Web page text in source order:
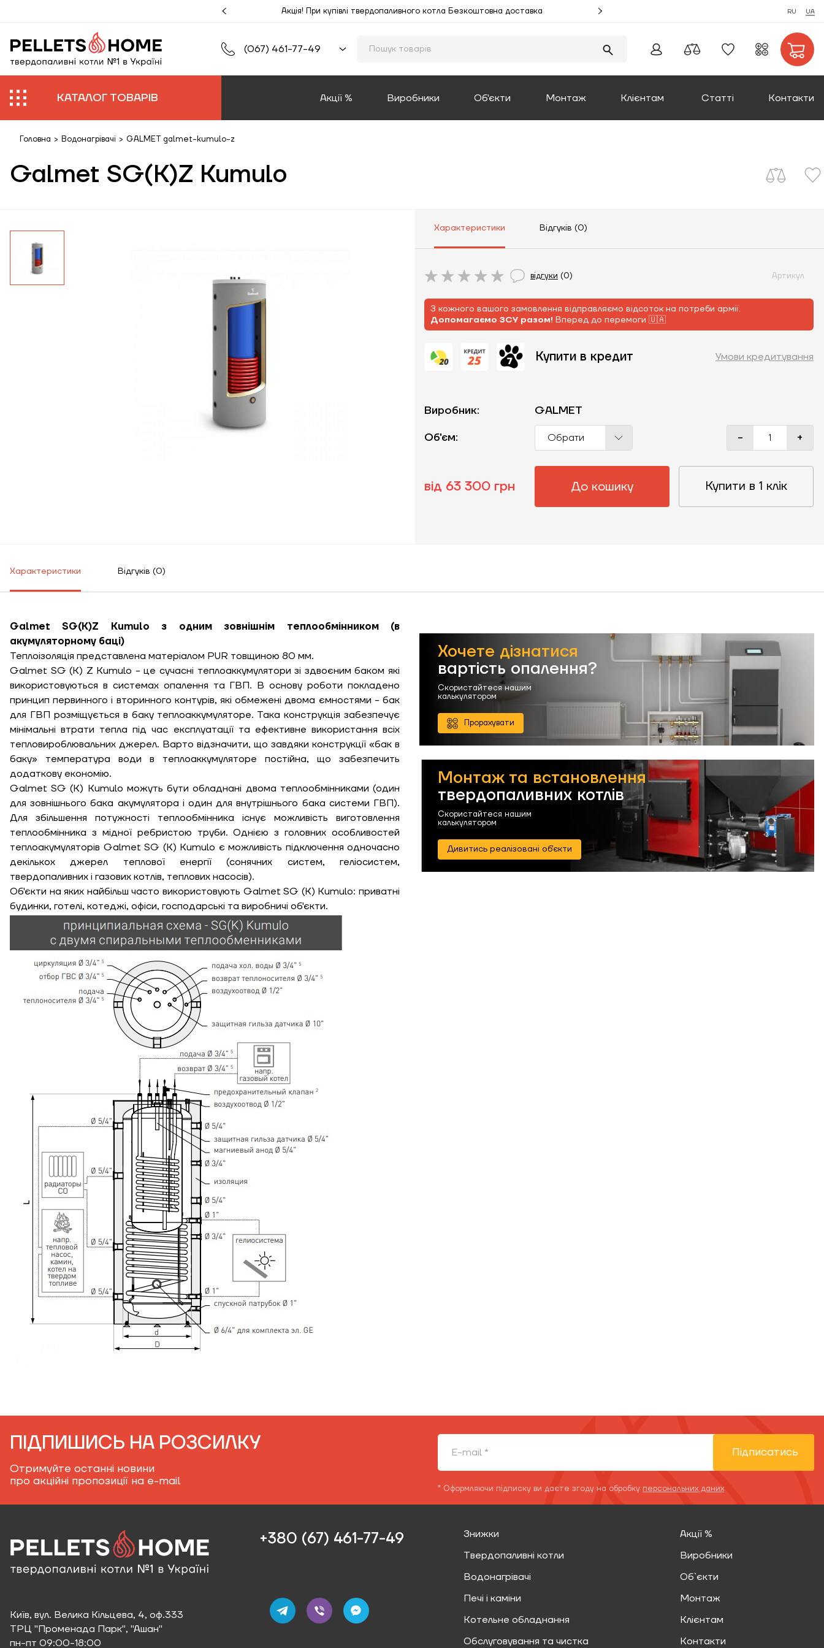
Акція! При купівлі твердопаливного котла Безкоштовна доставка Акція! Замовляйте монтаж котлів та отримуйте
RU UA
(067) 461-77-49
КАТАЛОГ ТОВАРІВ Акції % Виробники Об'єкти Монтаж Клієнтам Статті Контакти
Головна > Водонагрівачі > GALMET galmet-kumulo-z
Galmet SG(K)Z Kumulo
Характеристики Відгуків (0)
відгуки (0) Артикул
З кожного вашого замовлення відправляємо відсоток на потреби армії.
Допомагаємо ЗСУ разом! Вперед до перемоги 🇺🇦
Купити в кредит Умови кредитування
Виробник:
GALMET
Об'єм:
Обрати - +
від 63 300 грн До кошику Купити в 1 клік
Характеристики Відгуків (0)
Galmet SG(K)Z Kumulo з одним зовнішнім теплообмінником (в
акумуляторному баці)
Теплоізоляція представлена матеріалом PUR товщиною 80 мм.
Galmet SG (K) Z Kumulo - це сучасні теплоаккумулятори зі здвоєним баком які
використовуються в системах опалення та ГВП. В основу роботи покладено
принцип первинного і вторинного контурів, які обмежені двома ємностями - бак
для ГВП розміщується в баку теплоаккумуляторе. Така конструкція забезпечує
мінімальні втрати тепла під час експлуатації та ефективне використання всіх
тепловироблювальних джерел. Варто відзначити, що завдяки конструкції «бак в
баку» температура води в теплоаккумуляторе постійна, що забезпечить
додаткову економію.
Galmet SG (K) Kumulo можуть бути обладнані двома теплообмінниками (один
для зовнішнього бака акумулятора і один для внутрішнього бака системи ГВП).
Для збільшення потужності теплообмінника існує можливість виготовлення
теплообмінника з мідної ребристою труби. Однією з головних особливостей
теплоакумуляторів Galmet SG (K) Kumulo є можливість підключення одночасно
декількох джерел теплової енергії (сонячних систем, геліосистем,
твердопаливних і газових котлів, теплових насосів).
Об'єкти на яких найбільш часто використовують Galmet SG (K) Kumulo: приватні
будинки, готелі, котеджі, офіси, господарські та виробничі об'єкти.
Хочете дізнатися
вартість опалення?
Скористайтеся нашим
калькулятором
Прорахувати
Монтаж та встановлення
твердопаливних котлів
Скористайтеся нашим
калькулятором
Дивитись реалізовані об'єкти
ПІДПИШИСЬ НА РОЗСИЛКУ
Отримуйте останні новини
про акційні пропозиції на e-mail
Підписатись
* Оформляючи підписку ви даєте згоду на обробку персональних даних
Висота, м
Ширина, м
Довжина, м
Ступінь утеплення,
Вт/м кв
Необхідна
потужність, кВт
Київ, вул. Велика Кільцева, 4, оф.333
ТРЦ "Променада Парк", "Ашан"
пн-пт 09:00-18:00
+380 (67) 461-77-49‬
Знижки
Твердопаливні котли
Водонагрівачі
Печі і каміни
Котельне обладнання
Обслуговування та чистка
Акції %
Виробники
Об`єкти
Монтаж
Клієнтам
Контакти
Замовити
Зворотній дзвінок
ЗАМОВИТИ ПОСЛУГУ МОНТАЖУ